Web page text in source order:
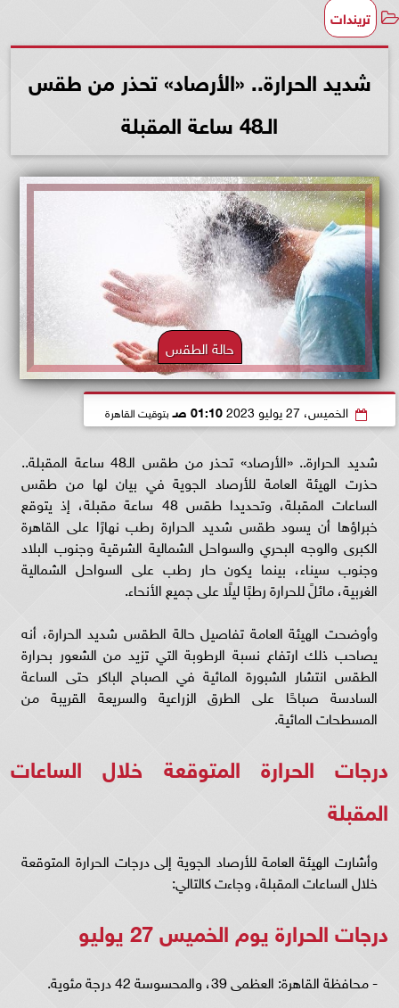
تريندات
شديد الحرارة.. «الأرصاد» تحذر من طقس
الـ48 ساعة المقبلة
حالة الطقس
الخميس، 27 يوليو 2023 01:10 صـ بتوقيت القاهرة
شديد الحرارة.. «الأرصاد» تحذر من طقس الـ48 ساعة المقبلة..
حذرت الهيئة العامة للأرصاد الجوية في بيان لها من طقس
الساعات المقبلة، وتحديدا طقس 48 ساعة مقبلة، إذ يتوقع
خبراؤها أن يسود طقس شديد الحرارة رطب نهارًا على القاهرة
الكبرى والوجه البحري والسواحل الشمالية الشرقية وجنوب البلاد
وجنوب سيناء، بينما يكون حار رطب على السواحل الشمالية
الغربية، مائلً للحرارة رطبًا ليلًا على جميع الأنحاء.
وأوضحت الهيئة العامة تفاصيل حالة الطقس شديد الحرارة، أنه
يصاحب ذلك ارتفاع نسبة الرطوبة التي تزيد من الشعور بحرارة
الطقس انتشار الشبورة المائية في الصباح الباكر حتى الساعة
السادسة صباحًا على الطرق الزراعية والسريعة القريبة من
المسطحات المائية.
درجات الحرارة المتوقعة خلال الساعات
المقبلة
وأشارت الهيئة العامة للأرصاد الجوية إلى درجات الحرارة المتوقعة
خلال الساعات المقبلة، وجاءت كالتالي:
درجات الحرارة يوم الخميس 27 يوليو
- محافظة القاهرة: العظمى 39، والمحسوسة 42 درجة مئوية.